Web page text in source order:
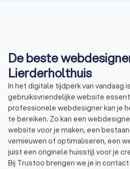
De beste
Lierderholthuis
In het digitale tijdperk van vandaag
gebruiksvriendelijke website
professionele webdesigner kan je
te bereiken. Zo kan een
website voor je maken, een
vernieuwen of optimaliseren, een
juist een originele huisstijl voor je
Bij Trustoo brengen we je in